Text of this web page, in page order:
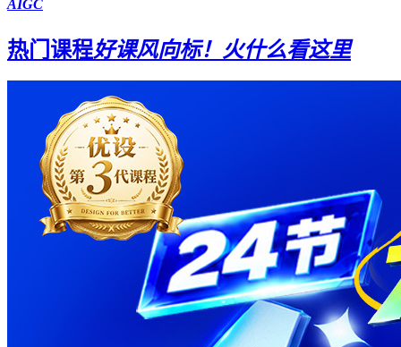
AIGC
热门课程好课风向标！火什么看这里